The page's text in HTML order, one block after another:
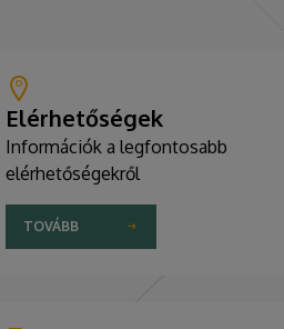
Elérhetőségek
Információk a legfontosabb
elérhetőségekről
TOVÁBB